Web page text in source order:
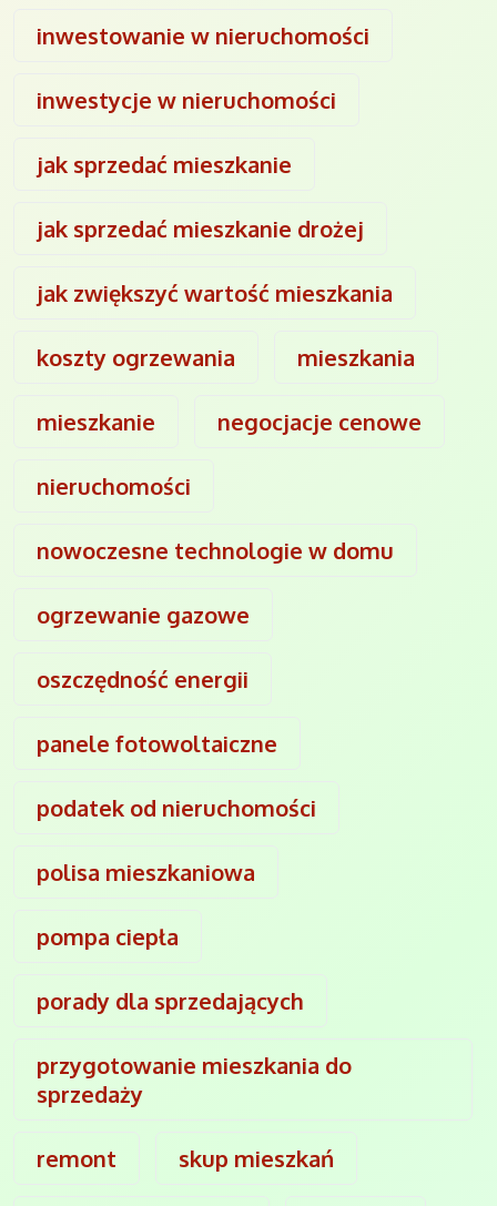
inwestowanie w nieruchomości
inwestycje w nieruchomości
jak sprzedać mieszkanie
jak sprzedać mieszkanie drożej
jak zwiększyć wartość mieszkania
koszty ogrzewania mieszkania
mieszkanie negocjacje cenowe
nieruchomości
nowoczesne technologie w domu
ogrzewanie gazowe
oszczędność energii
panele fotowoltaiczne
podatek od nieruchomości
polisa mieszkaniowa
pompa ciepła
porady dla sprzedających
przygotowanie mieszkania do
sprzedaży
remont skup mieszkań